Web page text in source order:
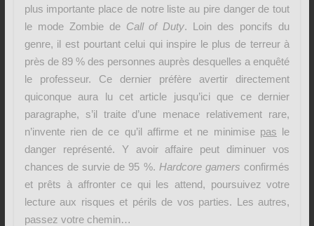
plus importante place de notre liste au pire danger de tout
le mode Zombie de Call of Duty. Loin des poncifs du
genre, il est pourtant celui qui inspire le plus de terreur à
près de 89 % des personnes auprès desquelles a enquêté
le professeur. Ce dernier préfère avertir directement
quiconque aura lu cet article jusqu’ici que ce dernier
paragraphe, s’il traite d’une menace relativement rare,
n’invente rien de ce qu’il affirme et ne minimise pas le
danger représenté. Y avoir affaire peut diminuer vos
chances de survie de 95 %. Hardcore gamers confirmés
et prêts à affronter ce qui les attend, poursuivez votre
lecture aux risques et périls de vos parties. Les autres,
passez votre chemin…